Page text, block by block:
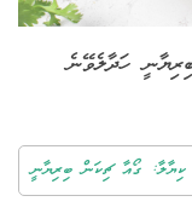
ހަދާލެވޭނެ
ކިޔާލާ: ގޯއާ ޗިކަން ބިރިޔާނީ